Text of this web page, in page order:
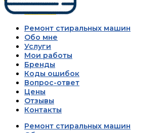
Ремонт стиральных машин
Обо мне
Услуги
Мои работы
Бренды
Коды ошибок
Вопрос-ответ
Цены
Отзывы
Контакты
Ремонт стиральных машин